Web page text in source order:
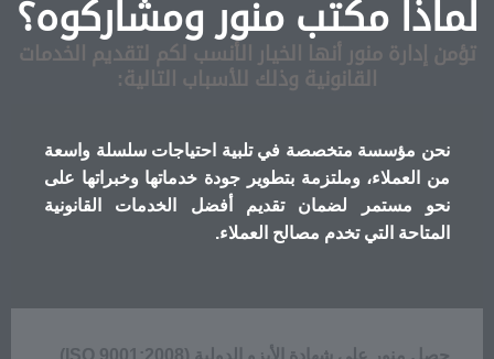
مكتب منور ومشاركوه؟
إدارة منور أنها الخيار الأنسب لكم لتقديم الخدمات
القانونية وذلك للأسباب التالية:
نحن مؤسسة متخصصة في تلبية احتياجات سلسلة واسعة
من العملاء، وملتزمة بتطوير جودة خدماتها وخبراتها على
نحو مستمر لضمان تقديم أفضل الخدمات القانونية
المتاحة التي تخدم مصالح العملاء.
حصل منور على شهادة الأيزو الدولية (ISO 9001:2008)